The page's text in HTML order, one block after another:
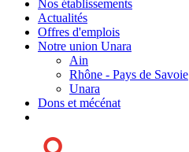
Nos établissements
Actualités
Offres d'emplois
Notre union Unara
Ain
Rhône - Pays de Savoie
Unara
Dons et mécénat